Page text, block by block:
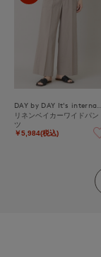
リネンベイカーワイドパン
ツ
￥5,984(税込)